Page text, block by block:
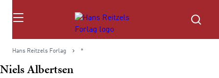
Søg
Hans Reitzels Forlag *
Niels Albertsen